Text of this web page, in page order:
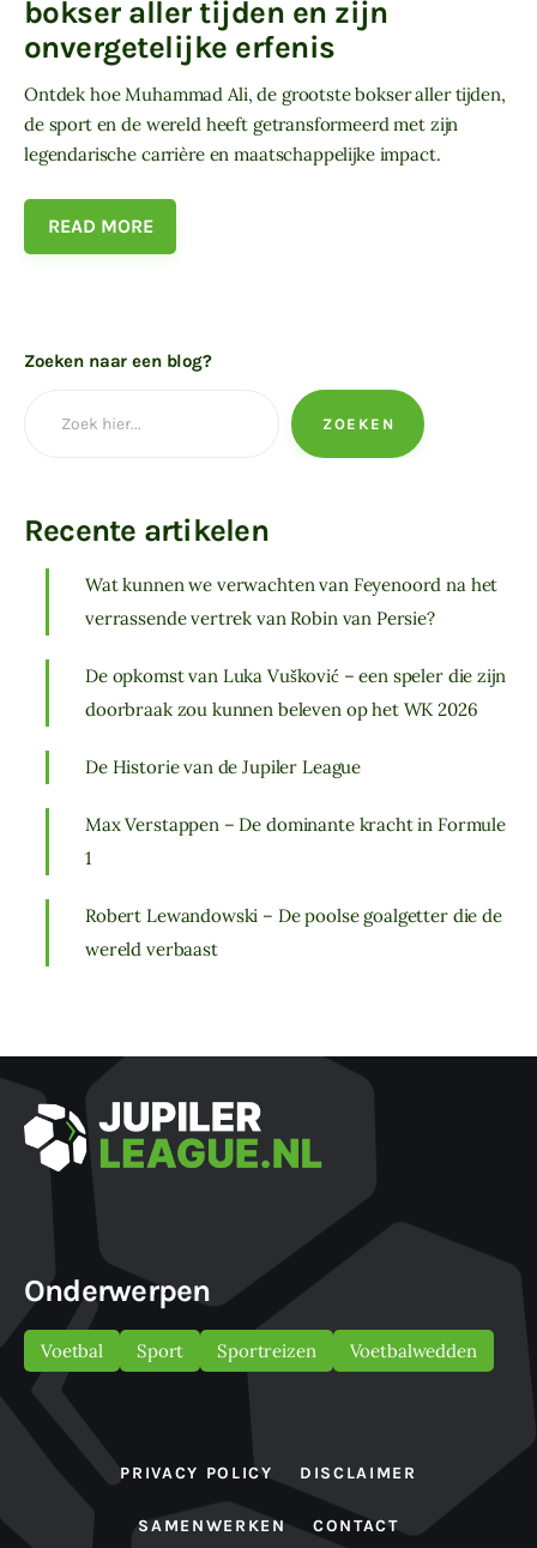
bokser aller tijden en zijn
onvergetelijke erfenis
Ontdek hoe Muhammad Ali, de grootste bokser aller tijden,
de sport en de wereld heeft getransformeerd met zijn
legendarische carrière en maatschappelijke impact.
READ MORE
Zoeken naar een blog?
ZOEKEN
Recente artikelen
Wat kunnen we verwachten van Feyenoord na het
verrassende vertrek van Robin van Persie?
De opkomst van Luka Vušković – een speler die zijn
doorbraak zou kunnen beleven op het WK 2026
De Historie van de Jupiler League
Max Verstappen – De dominante kracht in Formule
1
Robert Lewandowski – De poolse goalgetter die de
wereld verbaast
Onderwerpen
Voetbal Sport Sportreizen Voetbalwedden
PRIVACY POLICY DISCLAIMER
SAMENWERKEN CONTACT